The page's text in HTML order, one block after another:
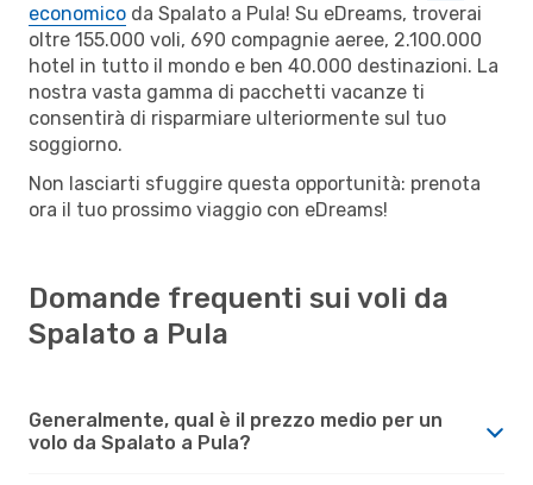
economico da Spalato a Pula! Su eDreams, troverai
oltre 155.000 voli, 690 compagnie aeree, 2.100.000
hotel in tutto il mondo e ben 40.000 destinazioni. La
nostra vasta gamma di pacchetti vacanze ti
consentirà di risparmiare ulteriormente sul tuo
soggiorno.
Non lasciarti sfuggire questa opportunità: prenota
ora il tuo prossimo viaggio con eDreams!
Domande frequenti sui voli da
Spalato a Pula
Generalmente, qual è il prezzo medio per un
volo da Spalato a Pula?